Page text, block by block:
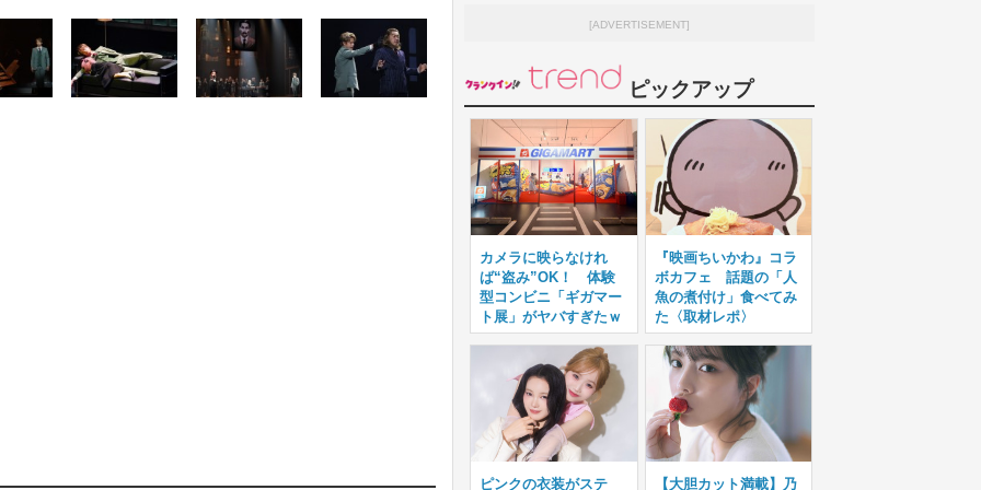
[ADVERTISEMENT]
ピックアップ
カメラに映らなけれ
ば“盗み”OK！ 体験
型コンビニ「ギガマー
ト展」がヤバすぎたｗ
『映画ちいかわ』コラ
ボカフェ 話題の「人
魚の煮付け」食べてみ
た〈取材レポ〉
ピンクの衣装がステ 【大胆カット満載】乃